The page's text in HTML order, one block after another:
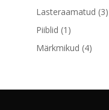
Lasteraamatud 33
Piiblid 1 1
toode
Märkmikud 44